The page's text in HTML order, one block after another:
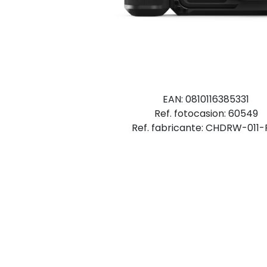
EAN: 0810116385331
Ref. fotocasion: 60549
Ref. fabricante: CHDRW-011-